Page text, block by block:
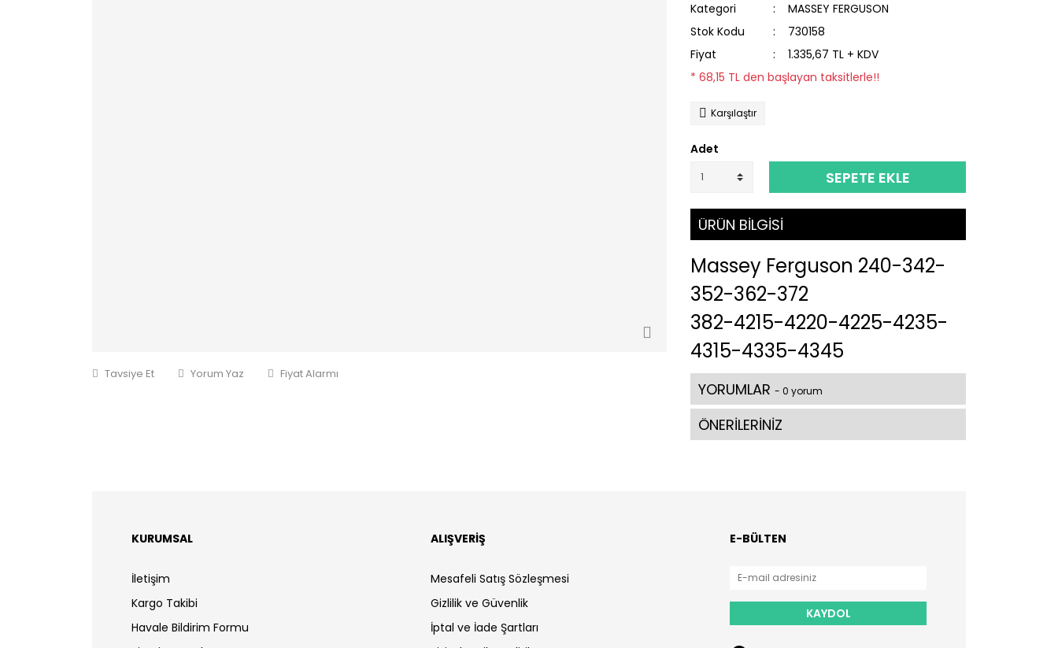
Tavsiye Et Yorum Yaz Fiyat Alarmı
Kategori
MASSEY FERGUSON
Stok Kodu
730158
Fiyat
1.335,67 TL + KDV
* 68,15 TL den başlayan taksitlerle!!
Karşılaştır
Adet
SEPETE EKLE
ÜRÜN BİLGİSİ
Massey Ferguson 240-342-
352-362-372
382-4215-4220-4225-4235-
4315-4335-4345
YORUMLAR - 0 yorum
ÖNERİLERİNİZ
KURUMSAL
İletişim
Kargo Takibi
Havale Bildirim Formu
ALIŞVERİŞ
Mesafeli Satış Sözleşmesi
Gizlilik ve Güvenlik
İptal ve İade Şartları
E-BÜLTEN
KAYDOL